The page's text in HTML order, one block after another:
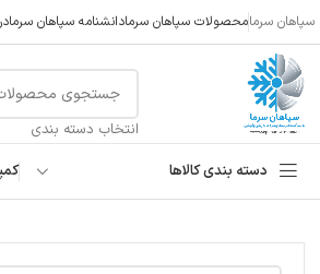
سپاهان سرمامحصولات سپاهان سرمادانشنامه سپاهان سرما
انتخاب دسته بندی
دسته بندی کالاها